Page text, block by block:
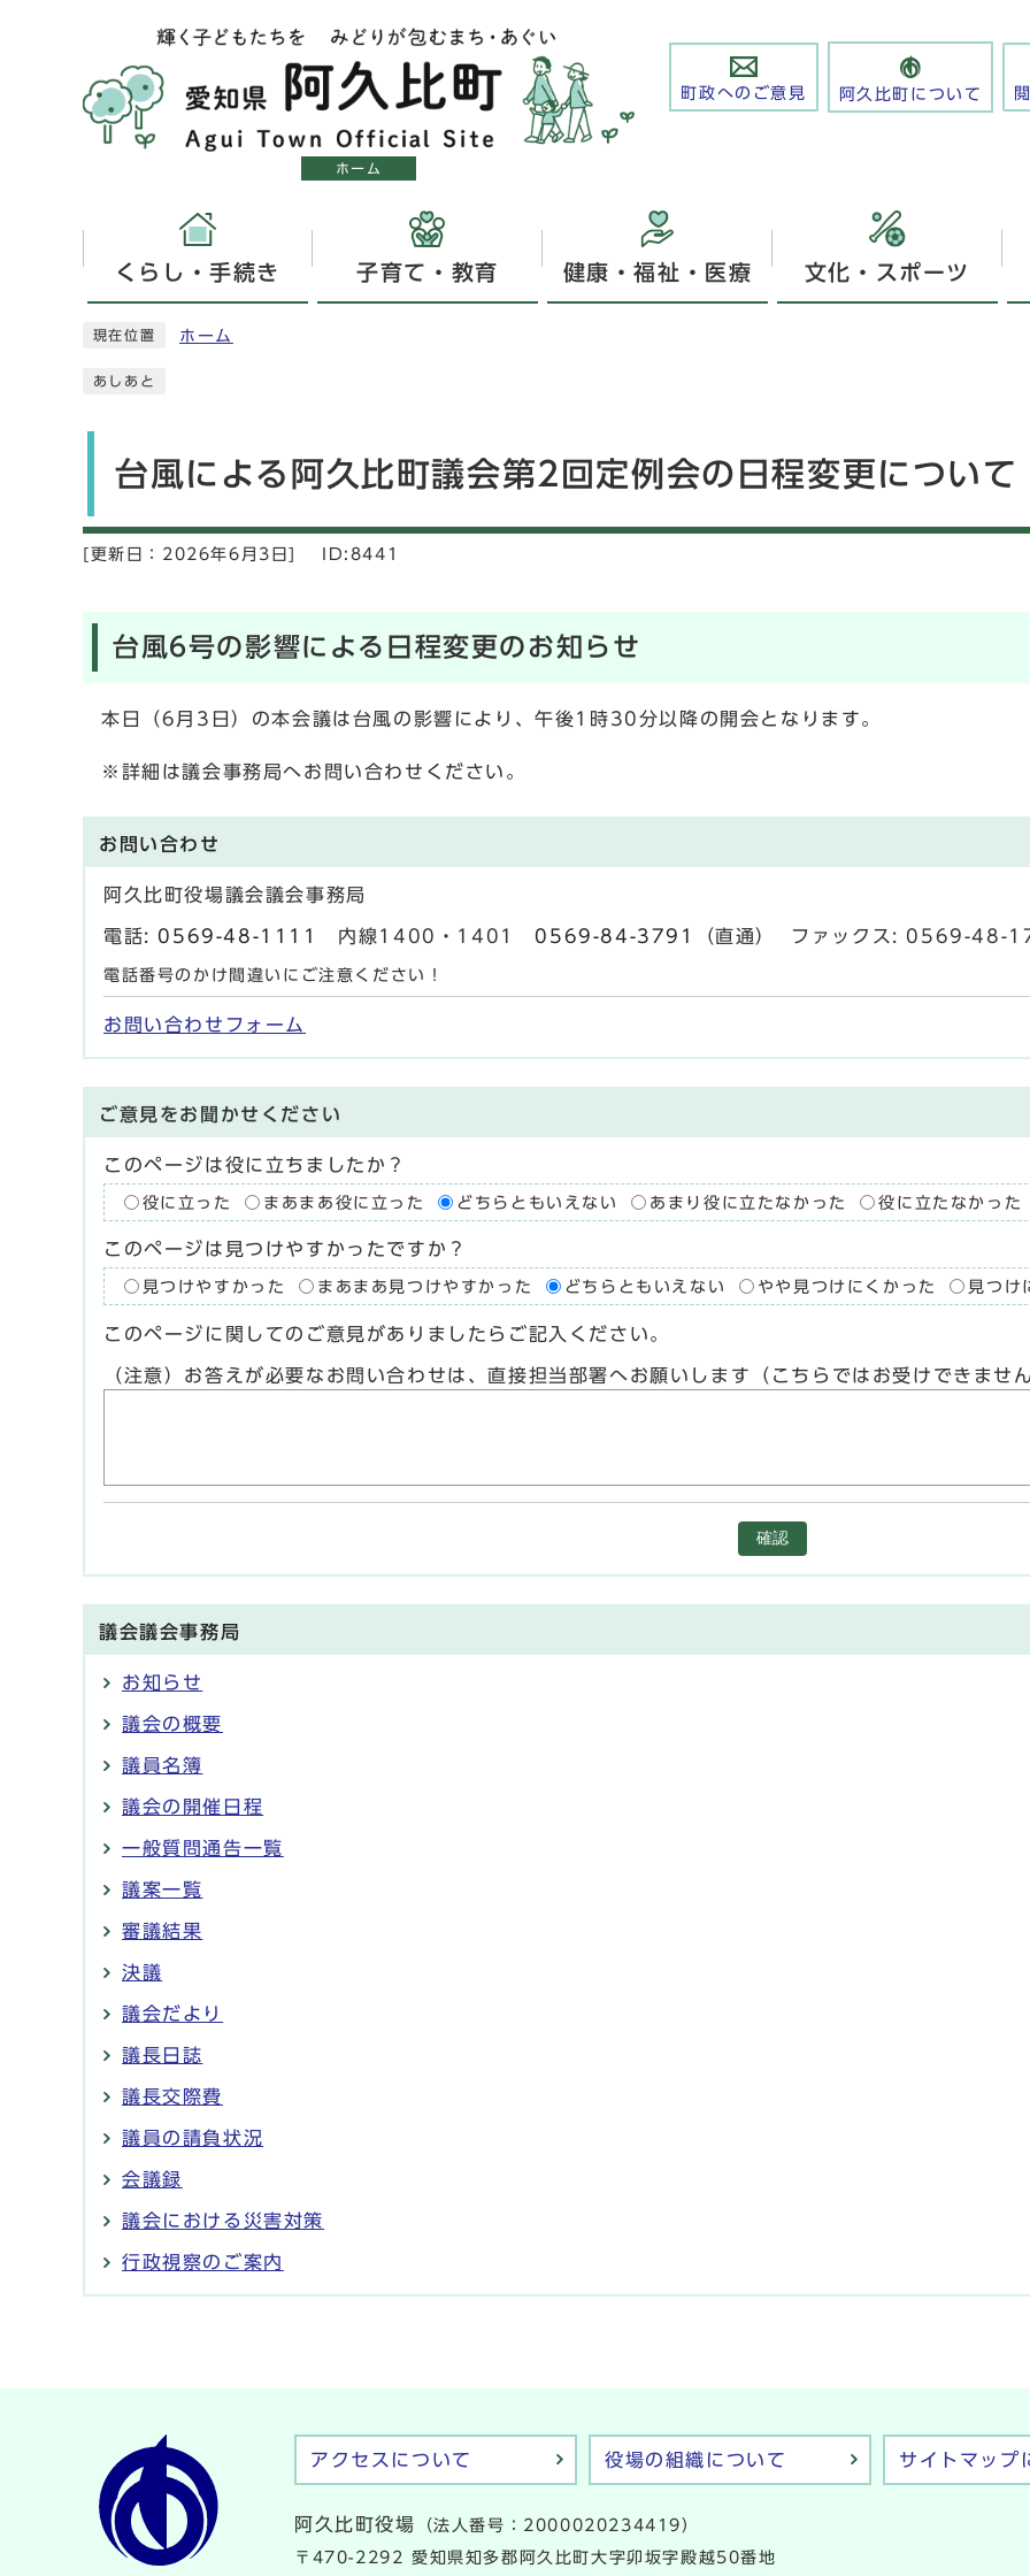
ホーム
町政へのご意見 阿久比町について
くらし・手続き 子育て・教育 健康・福祉・医療 文化・スポーツ
現在位置 ホーム
あしあと
台風による阿久比町議会第2回定例会の日程変更について
[更新日： 2026年6月3日] ID:8441
台風6号の影響による日程変更のお知らせ
本日（6月3日）の本会議は台風の影響により、午後1時30分以降の開会となります。
※詳細は議会事務局へお問い合わせください。
お問い合わせ
阿久比町役場議会議会事務局
電話: 0569-48-1111 内線1400・1401 0569-84-3791 （直通） ファックス: 0569-48-
電話番号のかけ間違いにご注意ください！
お問い合わせフォーム
ご意見をお聞かせください
このページは役に立ちましたか？
役に立った まあまあ役に立った どちらともいえない あまり役に立たなかった 役に立たなかった
このページは見つけやすかったですか？
見つけやすかった まあまあ見つけやすかった どちらともいえない やや見つけにくかった 見つけ
このページに関してのご意見がありましたらご記入ください。
（注意）お答えが必要なお問い合わせは、直接担当部署へお願いします（こちらではお受けできませ
確認
議会議会事務局
お知らせ
議会の概要
議員名簿
議会の開催日程
一般質問通告一覧
議案一覧
審議結果
決議
議会だより
議長日誌
議長交際費
議員の請負状況
会議録
議会における災害対策
行政視察のご案内
アクセスについて 役場の組織について サイトマップ
阿久比町役場
（法人番号：2000020234419）
〒470-2292 愛知県知多郡阿久比町大字卯坂字殿越50番地